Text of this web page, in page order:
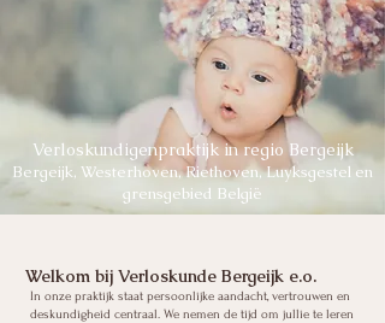
Verloskundigenpraktijk in regio Bergeijk
Bergeijk, Westerhoven, Riethoven, Luyksgestel en
grensgebied België
Welkom bij Verloskunde Bergeijk e.o.
In onze praktijk staat persoonlijke aandacht, vertrouwen en
deskundigheid centraal. We nemen de tijd om jullie te leren